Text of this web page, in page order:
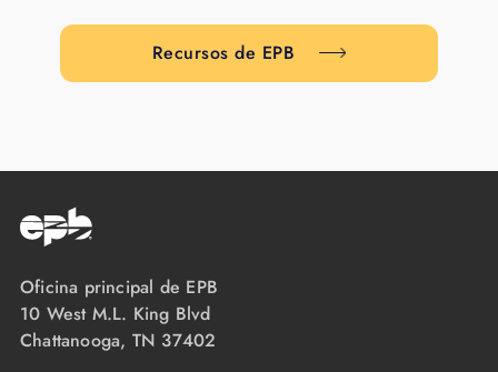
Recursos de EPB
Oficina principal de EPB
10 West M.L. King Blvd
Chattanooga, TN 37402